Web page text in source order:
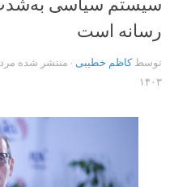
سیستم سیاسی
رسانه است
توسطکاظم خطیبی · منتشر شده مرداد
۱۴۰۳